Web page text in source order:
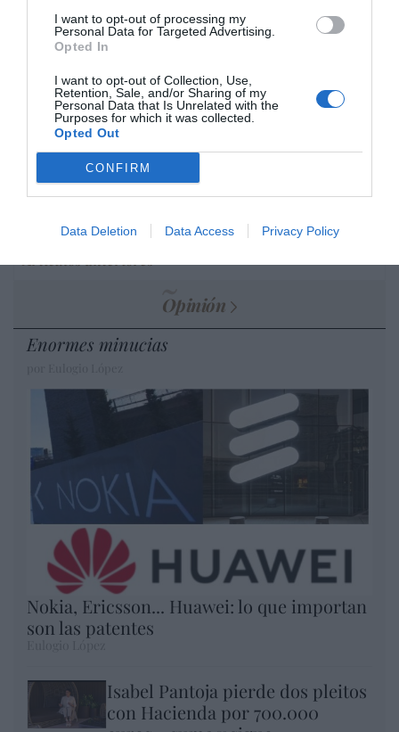
I want to opt-out of processing my
Personal Data for Targeted Advertising.
Opted In
I want to opt-out of Collection, Use,
Retention, Sale, and/or Sharing of my
Personal Data that Is Unrelated with the
Purposes for which it was collected.
Opted Out
CONFIRM
Data Deletion Data Access Privacy Policy
cristiano"
por Hispanidad
Artículos anteriores
DIARIO DE LA CORRUPCIÓN SANCHISTA
Diario de la corrupción sanchista. Hazte
Oír se manifiesta delante de La Mareta:
“Pedro Sánchez es un criminal”
por Redacción
Opinión
Enormes minucias
Nokia, Ericsson... Huawei: lo que importan
son las patentes
Isabel Pantoja pierde dos pleitos
con Hacienda por 700.000